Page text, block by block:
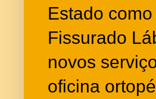
Estado
Fissurado
novos
oficina